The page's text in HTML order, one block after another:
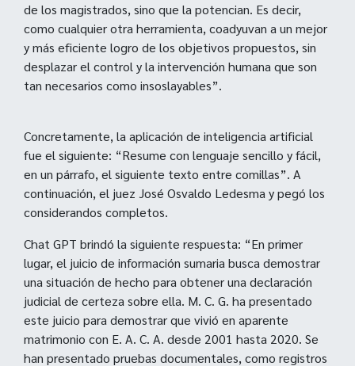
de los magistrados, sino que la potencian. Es decir,
como cualquier otra herramienta, coadyuvan a un mejor
y más eficiente logro de los objetivos propuestos, sin
desplazar el control y la intervención humana que son
tan necesarios como insoslayables”.
Concretamente, la aplicación de inteligencia artificial
fue el siguiente: “Resume con lenguaje sencillo y fácil,
en un párrafo, el siguiente texto entre comillas”. A
continuación, el juez José Osvaldo Ledesma y pegó los
considerandos completos.
Chat GPT brindó la siguiente respuesta: “En primer
lugar, el juicio de información sumaria busca demostrar
una situación de hecho para obtener una declaración
judicial de certeza sobre ella. M. C. G. ha presentado
este juicio para demostrar que vivió en aparente
matrimonio con E. A. C. A. desde 2001 hasta 2020. Se
han presentado pruebas documentales, como registros